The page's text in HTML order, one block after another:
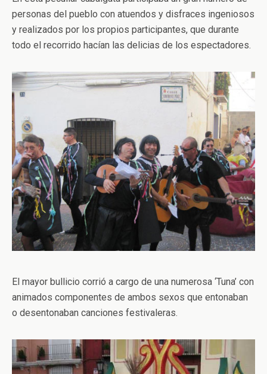
personas del pueblo con atuendos y disfraces ingeniosos
y realizados por los propios participantes, que durante
todo el recorrido hacían las delicias de los espectadores.
El mayor bullicio corrió a cargo de una numerosa ‘Tuna’ con
animados componentes de ambos sexos que entonaban
o desentonaban canciones festivaleras.